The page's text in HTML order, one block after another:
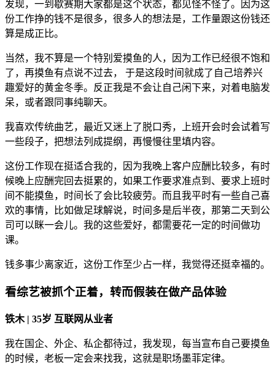
发现，一到歇赛期大家都是这个状态，都见怪不怪了。因为这
份工作挣的钱不是很多，很多人的想法是，工作量跟这份钱还
算是成正比。
当然，我不算是一个特别爱摸鱼的人，因为工作已经很不饱和
了，再摸鱼有点说不过去， 于是这段时间就成了自己培养兴
趣爱好的黄金冬季。反正我是不会让自己闲下来，对着电脑发
呆，或者跟同事纯聊天。
我喜欢传统曲艺，最近又迷上了脱口秀，上班开会时会试着写
一些段子，把想法列成提纲，再慢慢往里填内容。
这份工作现在挺适合我的，因为我晚上客户应酬比较多，有时
候晚上应酬完回去挺累的，如果工作要求准点到、要求上班时
间不能摸鱼，时间长了会比较疲劳。而且我平时有一些自己喜
欢的事情，比如做足球解说，时间多是后半夜，那第二天到公
司可以眯一会儿。我的这些爱好，都需要花一定的时间做功
课。
钱多事少离家近，这份工作至少占一样，我觉得还挺幸福的。
看综艺被抓个正着，转而假装在做产品体验
铁木 | 35岁 互联网从业者
我在国企、外企、私企都待过，我发现，每当宣布自己要摸鱼
的时候，老板一定会来找我，这就是职场墨菲定律。